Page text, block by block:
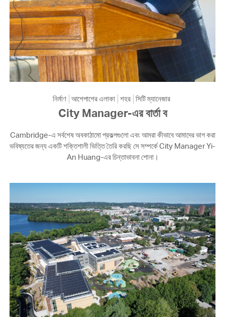
নির্মাণ আশেপাশের এলাকা শহর সিটি ম্যানেজার
City Manager-এর বার্তা ব
Cambridge-এ সর্বশেষ অবকাঠামো প্রকল্পগুলো এবং আমরা কীভাবে আমাদের ভাগ করা
ভবিষ্যতের জন্য একটি শক্তিশালী ভিত্তি তৈরি করছি সে সম্পর্কে City Manager Yi-
An Huang-এর চিন্তাভাবনা শোনা।